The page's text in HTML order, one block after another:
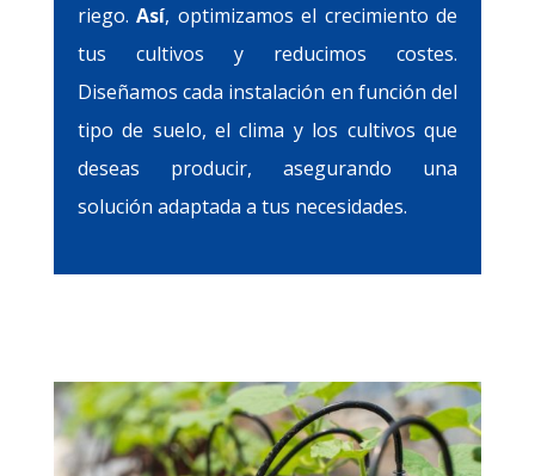
riego.Así, optimizamos el crecimiento de
tus cultivos y reducimos costes.
Diseñamos cada instalación en función del
tipo de suelo, el clima y los cultivos que
deseas producir, asegurando una
solución adaptada a tus necesidades.